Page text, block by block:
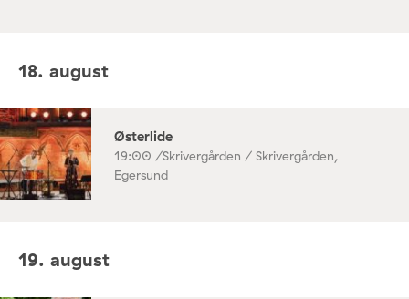
18. august
Østerlide
19:00 /Skrivergården / Skrivergården,
Egersund
19. august